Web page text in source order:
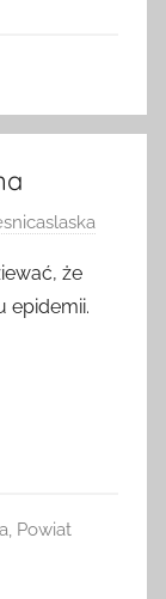
że
epidemii.
, Powiat